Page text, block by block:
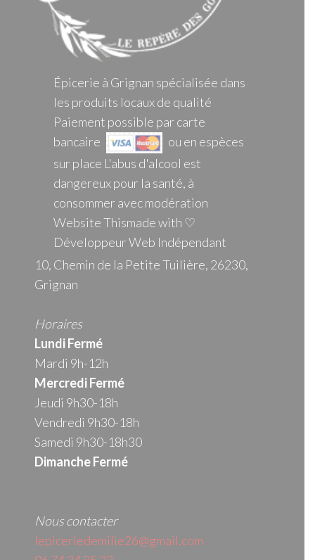
Épicerie à Grignan spécialisée dans
les produits locaux de qualité
Paiement possible par carte
bancaire
ou en espèces
sur place L'abus d'alcool est
dangereux pour la santé, à
consommer avec modération
Website Thismade with ♡
Développeur Web Indépendant
10, Chemin de la Petite Tuilière, 26230,
Grignan
Horaires
Lundi Fermé
Mardi 9h-12h
MercrediFermé
Jeudi 9h30-18h
Vendredi 9h30-18h
Samedi 9h30-18h30
Dimanche Fermé
Nous contacter
lepiceriedemilie26@gmail.com